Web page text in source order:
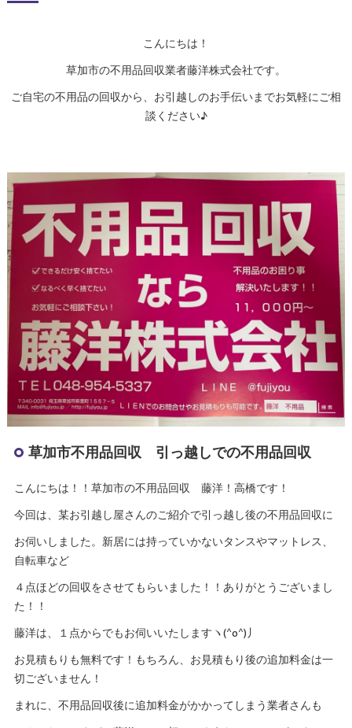
こんにちは！
草加市の不用品回収業者藤洋株式会社です。
ご自宅の不用品の回収から、お引越しのお手伝いまでお気軽にご相
談ください♪
草加市不用品回収 引っ越しでの不用品回収
こんにちは！！草加市の不用品回収 藤洋！高橋です！
今回は、某お引越し屋さんのご紹介で引っ越し後の不用品回収に
お伺いしました。新居には持っていかないタンスやマットレス、
自転車など
４点ほどの回収をさせてもらいました！！ありがとうございまし
た！！
藤洋は、１点からでもお伺いいたしますヽ(^o^)丿
お見積もりも無料です！もちろん、お見積もり後の追加料金は一
切ございません！
まれに、不用品回収後に追加料金がかかってしまう業者さんも